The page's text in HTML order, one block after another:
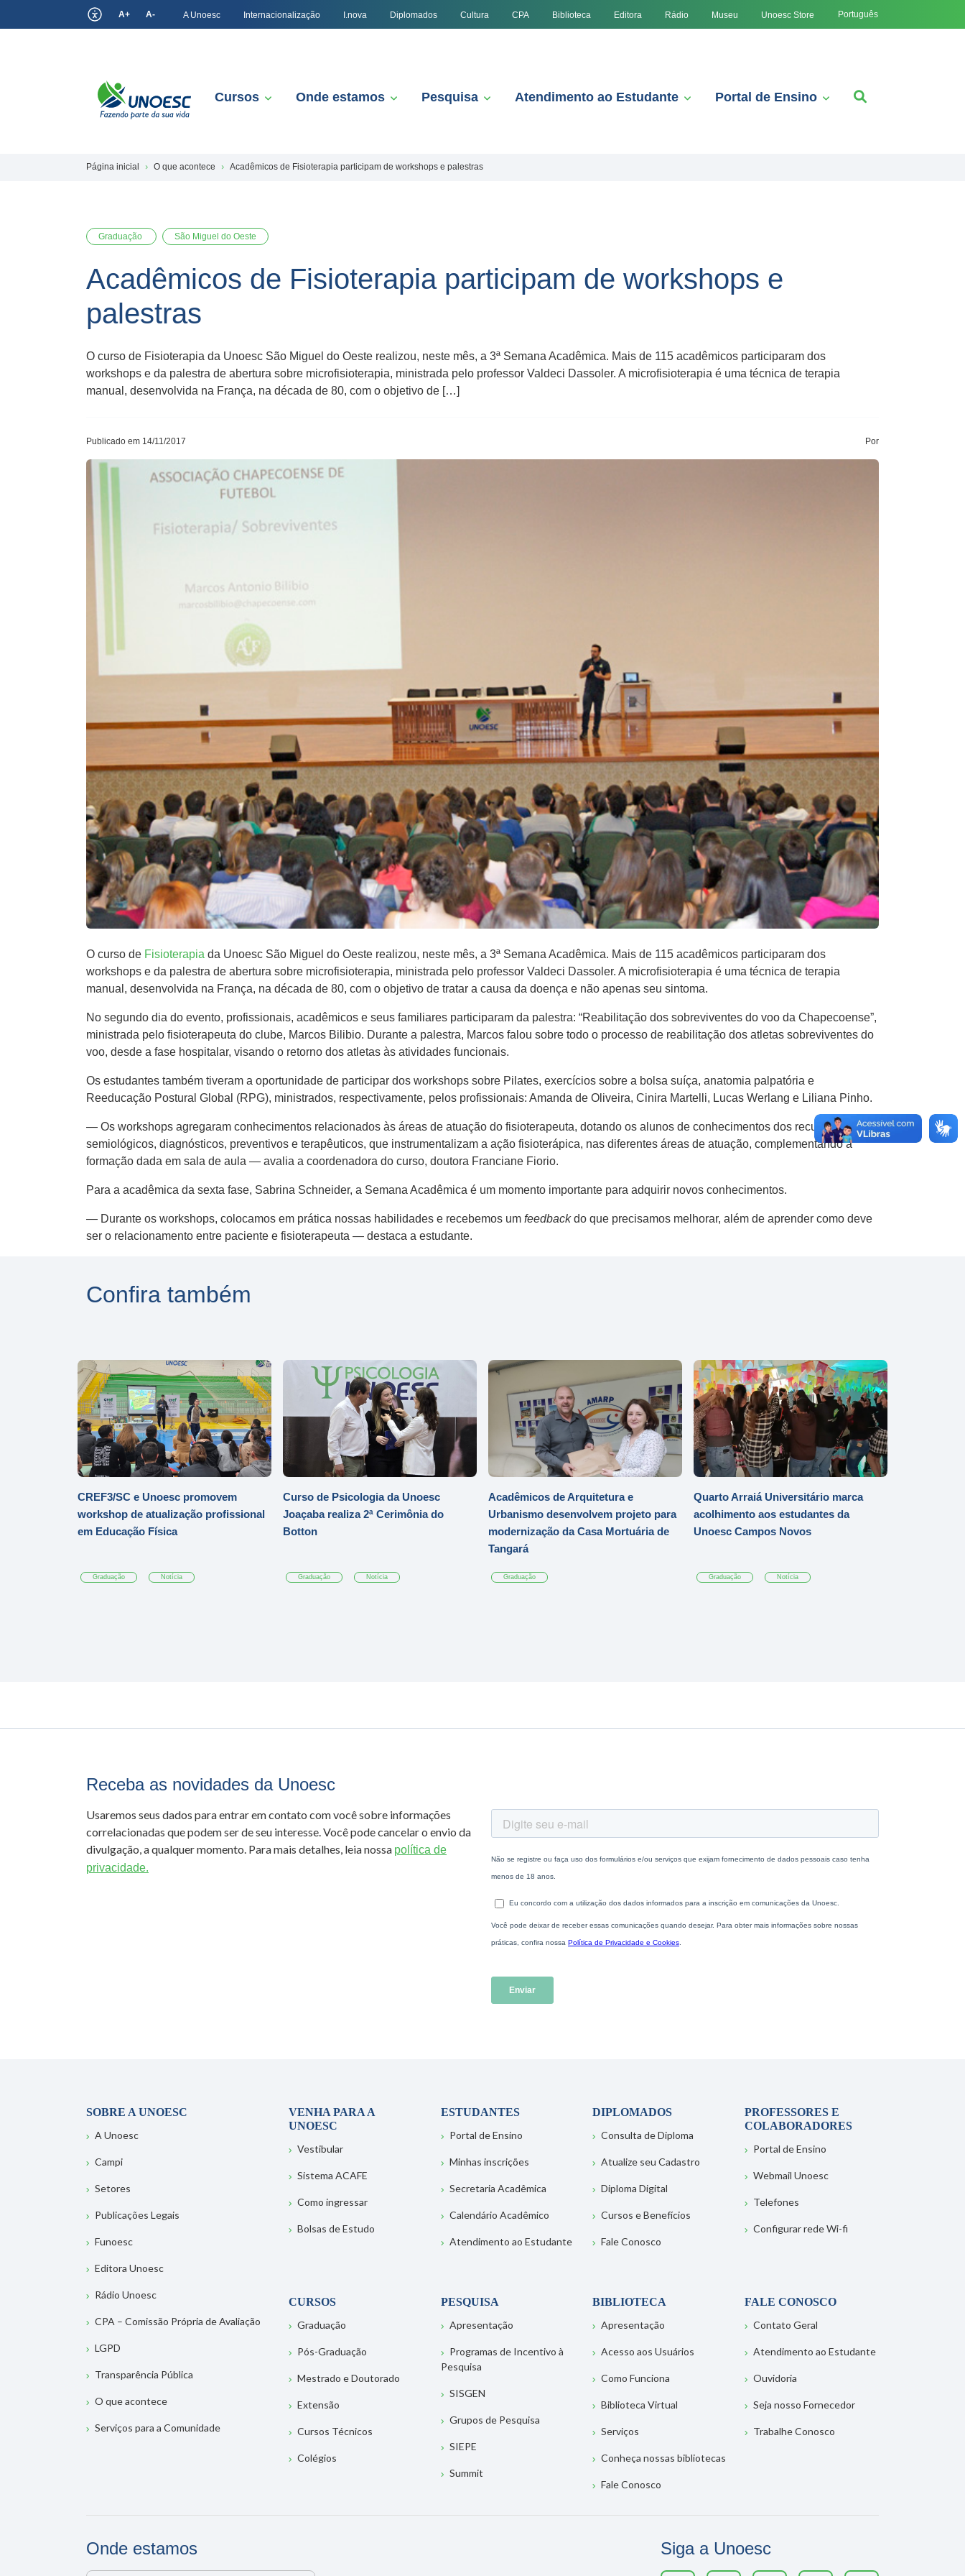
A+ A- A Unoesc Internacionalização I.nova Diplomados Cultura CPA Biblioteca Editora Rádio Museu Unoesc Store Português
Cursos Onde estamos Pesquisa Atendimento ao Estudante Portal de Ensino
Página inicial O que acontece Acadêmicos de Fisioterapia participam de workshops e palestras
Graduação São Miguel do Oeste
Acadêmicos de Fisioterapia participam de workshops e
palestras
O curso de Fisioterapia da Unoesc São Miguel do Oeste realizou, neste mês, a 3ª Semana Acadêmica. Mais de 115 acadêmicos participaram dos
workshops e da palestra de abertura sobre microfisioterapia, ministrada pelo professor Valdeci Dassoler. A microfisioterapia é uma técnica de terapia
manual, desenvolvida na França, na década de 80, com o objetivo de […]
Publicado em 14/11/2017 Por
O curso de Fisioterapia da Unoesc São Miguel do Oeste realizou, neste mês, a 3ª Semana Acadêmica. Mais de 115 acadêmicos participaram dos
workshops e da palestra de abertura sobre microfisioterapia, ministrada pelo professor Valdeci Dassoler. A microfisioterapia é uma técnica de terapia
manual, desenvolvida na França, na década de 80, com o objetivo de tratar a causa da doença e não apenas seu sintoma.
No segundo dia do evento, profissionais, acadêmicos e seus familiares participaram da palestra: “Reabilitação dos sobreviventes do voo da Chapecoense”,
ministrada pelo fisioterapeuta do clube, Marcos Bilibio. Durante a palestra, Marcos falou sobre todo o processo de reabilitação dos atletas sobreviventes do
voo, desde a fase hospitalar, visando o retorno dos atletas às atividades funcionais.
Os estudantes também tiveram a oportunidade de participar dos workshops sobre Pilates, exercícios sobre a bolsa suíça, anatomia palpatória e
Reeducação Postural Global (RPG), ministrados, respectivamente, pelos profissionais: Amanda de Oliveira, Cinira Martelli, Lucas Werlang e Liliana Pinho.
— Os workshops agregaram conhecimentos relacionados às áreas de atuação do fisioterapeuta, dotando os alunos de conhecimentos dos recursos
semiológicos, diagnósticos, preventivos e terapêuticos, que instrumentalizam a ação fisioterápica, nas diferentes áreas de atuação, complementando a
formação dada em sala de aula — avalia a coordenadora do curso, doutora Franciane Fiorio.
Para a acadêmica da sexta fase, Sabrina Schneider, a Semana Acadêmica é um momento importante para adquirir novos conhecimentos.
— Durante os workshops, colocamos em prática nossas habilidades e recebemos um feedbackdo que precisamos melhorar, além de aprender como deve
ser o relacionamento entre paciente e fisioterapeuta — destaca a estudante.
Confira também
CREF3/SC e Unoesc promovem
workshop de atualização profissional
em Educação Física
Graduação Notícia
Curso de Psicologia da Unoesc
Joaçaba realiza 2ª Cerimônia do
Botton
Graduação Notícia
Acadêmicos de Arquitetura e
Urbanismo desenvolvem projeto para
modernização da Casa Mortuária de
Tangará
Graduação
Quarto Arraiá Universitário marca
acolhimento aos estudantes da
Unoesc Campos Novos
Graduação Notícia
Receba as novidades da Unoesc
Usaremos seus dados para entrar em contato com você sobre informações
correlacionadas que podem ser de seu interesse. Você pode cancelar o envio da
divulgação, a qualquer momento. Para mais detalhes, leia nossa política de
privacidade.
SOBRE A UNOESC
A Unoesc
Campi
Setores
Publicações Legais
Funoesc
Editora Unoesc
Rádio Unoesc
CPA – Comissão Própria de Avaliação
LGPD
Transparência Pública
O que acontece
Serviços para a Comunidade
VENHA PARA A
UNOESC
Vestibular
Sistema ACAFE
Como ingressar
Bolsas de Estudo
ESTUDANTES
Portal de Ensino
Minhas inscrições
Secretaria Acadêmica
Calendário Acadêmico
Atendimento ao Estudante
DIPLOMADOS
Consulta de Diploma
Atualize seu Cadastro
Diploma Digital
Cursos e Benefícios
Fale Conosco
PROFESSORES E
COLABORADORES
Portal de Ensino
Webmail Unoesc
Telefones
Configurar rede Wi-fi
CURSOS
Graduação
Pós-Graduação
Mestrado e Doutorado
Extensão
Cursos Técnicos
Colégios
PESQUISA
Apresentação
Programas de Incentivo à
Pesquisa
SISGEN
Grupos de Pesquisa
SIEPE
Summit
BIBLIOTECA
Apresentação
Acesso aos Usuários
Como Funciona
Biblioteca Virtual
Serviços
Conheça nossas bibliotecas
Fale Conosco
FALE CONOSCO
Contato Geral
Atendimento ao Estudante
Ouvidoria
Seja nosso Fornecedor
Trabalhe Conosco
Onde estamos Siga a Unoesc